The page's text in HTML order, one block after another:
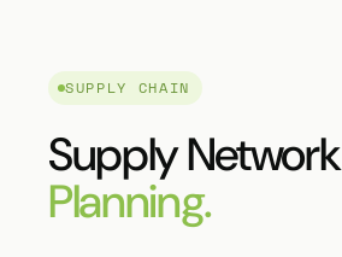
SUPPLY CHAIN
Supply Network
Planning.